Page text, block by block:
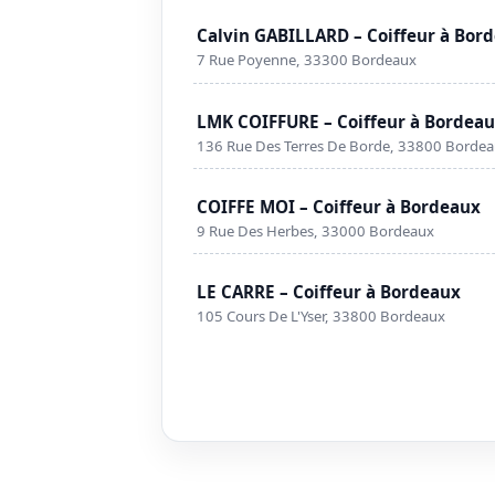
Calvin GABILLARD – Coiffeur à
7 Rue Poyenne, 33300 Bordeaux
LMK COIFFURE – Coiffeur à
136 Rue Des Terres De Borde, 33800
COIFFE MOI – Coiffeur à Bordeaux
9 Rue Des Herbes, 33000 Bordeaux
LE CARRE – Coiffeur à Bordeaux
105 Cours De L'Yser, 33800 Bordeaux